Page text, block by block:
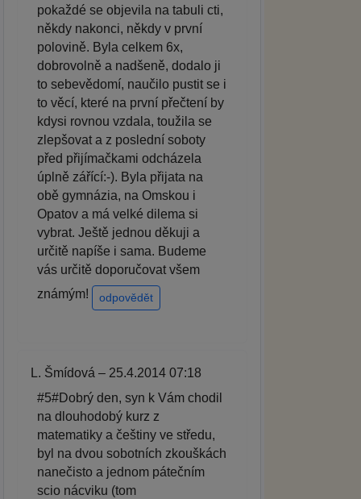
pokaždé se objevila na tabuli cti,
někdy nakonci, někdy v první
polovině. Byla celkem 6x,
dobrovolně a nadšeně, dodalo ji
to sebevědomí, naučilo pustit se i
to věcí, které na první přečtení by
kdysi rovnou vzdala, toužila se
zlepšovat a z poslední soboty
před přijímačkami odcházela
úplně zářící:-). Byla přijata na
obě gymnázia, na Omskou i
Opatov a má velké dilema si
vybrat. Ještě jednou děkuji a
určitě napíše i sama. Budeme
vás určitě doporučovat všem
známým!
odpovědět
L. Šmídová – 25.4.2014 07:18
#5#Dobrý den, syn k Vám chodil
na dlouhodobý kurz z
matematiky a češtiny ve středu,
byl na dvou sobotních zkouškách
nanečisto a jednom pátečním
scio nácviku (tom